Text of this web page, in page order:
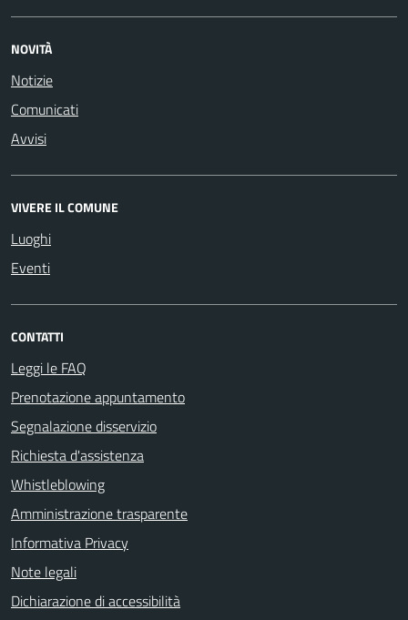
NOVITÀ
Notizie
Comunicati
Avvisi
VIVERE IL COMUNE
Luoghi
Eventi
CONTATTI
Leggi le FAQ
Prenotazione appuntamento
Segnalazione disservizio
Richiesta d'assistenza
Whistleblowing
Amministrazione trasparente
Informativa Privacy
Note legali
Dichiarazione di accessibilità